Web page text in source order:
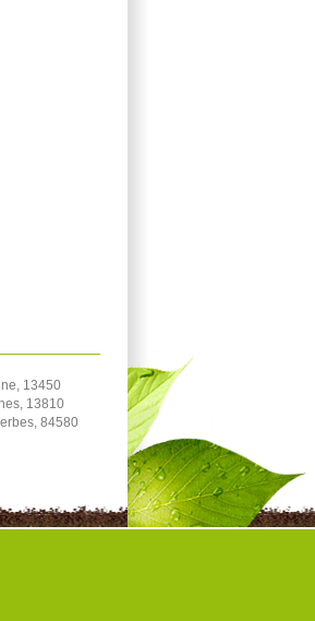
13450
13810
84580